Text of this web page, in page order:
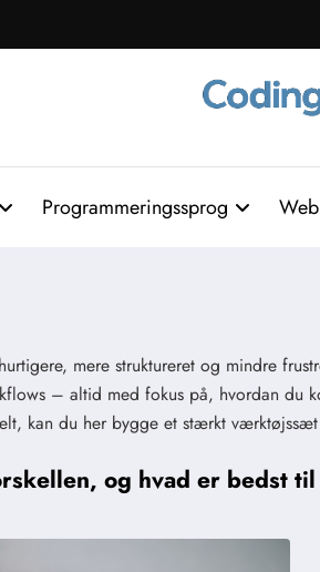
Programmeringssprog
mere struktureret og mindre
– altid med fokus på, hvordan du
kan du her bygge et stærkt
og hvad er bedst